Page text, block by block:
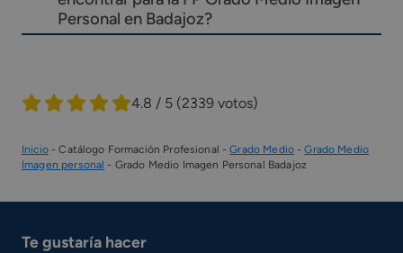
Personal en Badajoz?
4.8 / 5 (2339 votos)
Inicio-Catálogo Formación Profesional -Grado Medio-Grado Medio
Imagen personal - Grado Medio Imagen Personal Badajoz
Te gustaría hacer